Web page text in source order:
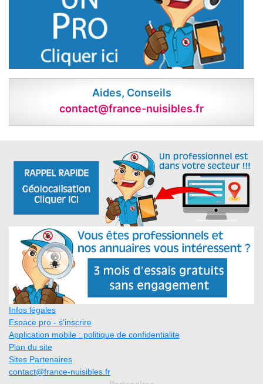
Aides, Conseils
contact@france-nuisibles.fr
Infos légales
Espace pro - s'inscrire
Application mobile : politique de confidentialite
Plan du site
Sites Partenaires
contact@france-nuisibles.fr